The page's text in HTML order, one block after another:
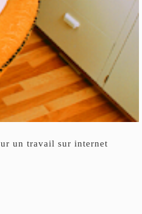
un travail sur internet